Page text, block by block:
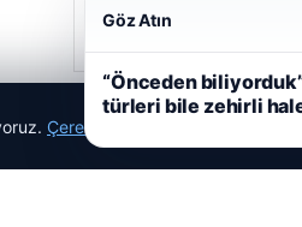
Çerez Politikamız
Göz Atın
“Önceden
türleri bile zehirli